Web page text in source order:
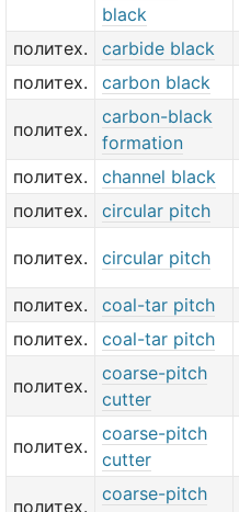
black
политех. carbide black
политех.
carbon black
политех.
carbon-black
formation
политех. channel black
политех.
circular pitch
политех. circular pitch
политех.
coal-tar pitch
политех.
coal-tar pitch
политех.
coarse-pitch
cutter
политех.
coarse-pitch
cutter
политех.
coarse-pitch